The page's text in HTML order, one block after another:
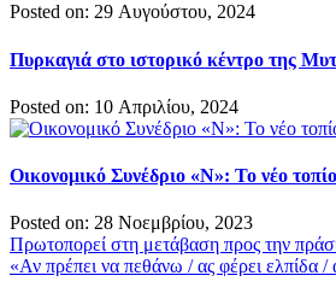
Posted on: 29 Αυγούστου, 2024
Πυρκαγιά στο ιστορικό κέντρο της
Posted on: 10 Απριλίου, 2024
Οικονομικό Συνέδριο «Ν»: Το νέο
Posted on: 28 Νοεμβρίου, 2023
Πλοήγηση
άρθρων
Πρωτοπορεί στη μετάβαση προς την
«Αν πρέπει να πεθάνω / ας φέρει ελπίδα /